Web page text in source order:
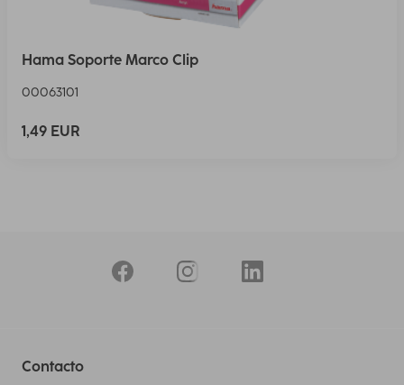
Hama Soporte Marco Clip
00063101
1,49 EUR
Contacto